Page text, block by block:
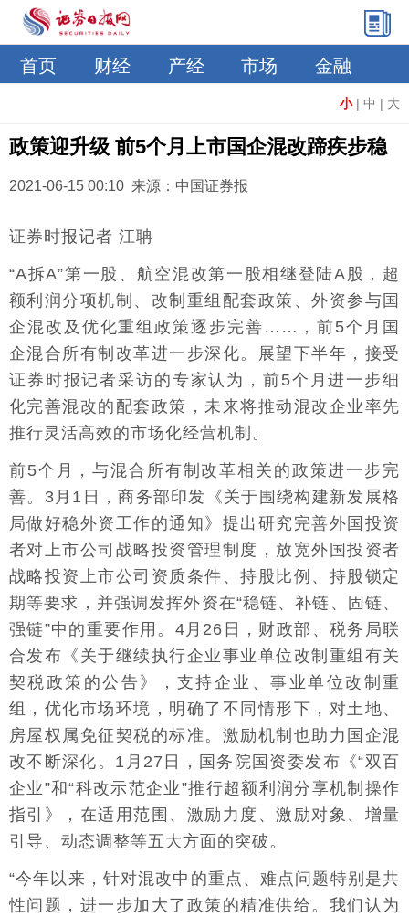
首页 财经 产经 市场 金融
小| 中 | 大
政策迎升级 前5个月上市国企混改蹄疾步稳
2021-06-15 00:10 来源：中国证券报
证券时报记者 江聃
“A拆A”第一股、航空混改第一股相继登陆A股，超
额利润分项机制、改制重组配套政策、外资参与国
企混改及优化重组政策逐步完善……，前5个月国
企混合所有制改革进一步深化。展望下半年，接受
证券时报记者采访的专家认为，前5个月进一步细
化完善混改的配套政策，未来将推动混改企业率先
推行灵活高效的市场化经营机制。
前5个月，与混合所有制改革相关的政策进一步完
善。3月1日，商务部印发《关于围绕构建新发展格
局做好稳外资工作的通知》提出研究完善外国投资
者对上市公司战略投资管理制度，放宽外国投资者
战略投资上市公司资质条件、持股比例、持股锁定
期等要求，并强调发挥外资在“稳链、补链、固链、
强链”中的重要作用。4月26日，财政部、税务局联
合发布《关于继续执行企业事业单位改制重组有关
契税政策的公告》，支持企业、事业单位改制重
组，优化市场环境，明确了不同情形下，对土地、
房屋权属免征契税的标准。激励机制也助力国企混
改不断深化。1月27日，国务院国资委发布《“双百
企业”和“科改示范企业”推行超额利润分享机制操作
指引》，在适用范围、激励力度、激励对象、增量
引导、动态调整等五大方面的突破。
“今年以来，针对混改中的重点、难点问题特别是共
性问题，进一步加大了政策的精准供给。我们认为